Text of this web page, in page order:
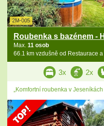
2M-005
Roubenka s bazénem -
Max. 11 osob
66.1 km vzdušně od Restaurace
3x 2x
„Komfortní roubenka v